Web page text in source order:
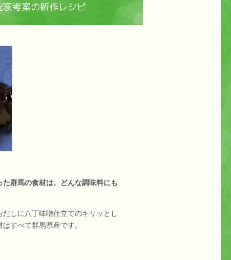
考案の新作レシピ
群馬の食材は、どんな調味料にも
しに八丁味噌仕立てのキリッとし
すべて群馬県産です。